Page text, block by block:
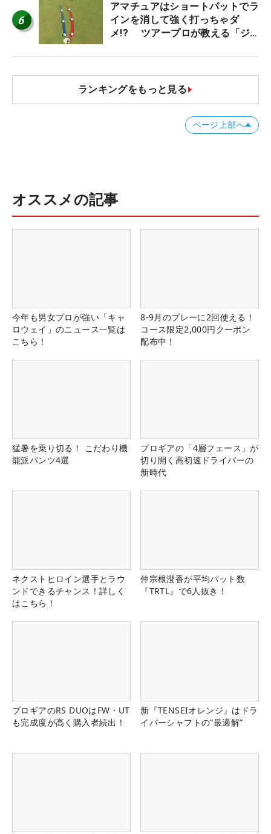
6
アマチュアはショートパットでラ
インを消して強く打っちゃダ
メ!? ツアープロが教える「ジ
減するワケ
ランキングをもっと見る
ページ上部へ
オススメの記事
今年も男女プロが強い「キャ
ロウェイ」のニュース一覧は
こちら！
8-9月のプレーに2回使える！
コース限定2,000円クーポン
配布中！
猛暑を乗り切る！ こだわり機
能派パンツ4選
プロギアの「4層フェース」が
切り開く高初速ドライバーの
新時代
ネクストヒロイン選手とラウ
ンドできるチャンス！詳しく
はこちら！
仲宗根澄香が平均パット数
『TRTL』で6人抜き！
プロギアのRS DUOはFW・UT
も完成度が高く購入者続出！
新『TENSEIオレンジ』はドラ
イバーシャフトの“最適解”